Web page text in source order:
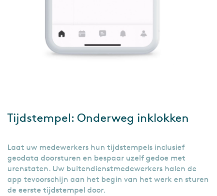
Tijdstempel: Onderweg inklokken
Laat uw medewerkers hun tijdstempels inclusief
geodata doorsturen en bespaar uzelf gedoe met
urenstaten. Uw buitendienstmedewerkers halen de
app tevoorschijn aan het begin van het werk en sturen
de eerste tijdstempel door.